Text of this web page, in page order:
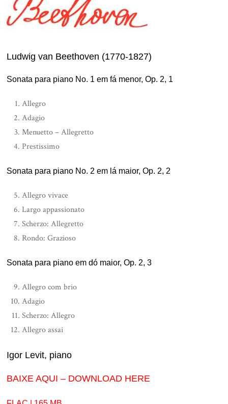
Ludwig van Beethoven (1770-1827)
Sonata para piano No. 1 em fá menor, Op. 2, 1
Allegro
Adagio
Menuetto – Allegretto
Prestissimo
Sonata para piano No. 2 em lá maior, Op. 2, 2
Allegro vivace
Largo appassionato
Scherzo: Allegretto
Rondo: Grazioso
Sonata para piano em dó maior, Op. 2, 3
Allegro com brio
Adagio
Scherzo: Allegro
Allegro assai
Igor Levit, piano
BAIXE AQUI – DOWNLOAD HERE